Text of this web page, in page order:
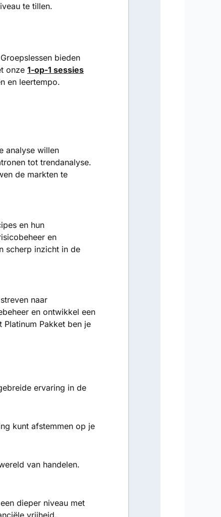
te tillen.
bieden
onze 1-op-1 sessies
en leertempo.
analyse willen
tot trendanalyse.
de markten te
en hun
en
scherp inzicht in de
naar
en ontwikkel een
Pakket ben je
ervaring in de
kunt afstemmen op je
van handelen.
dieper niveau met
vrijheid.